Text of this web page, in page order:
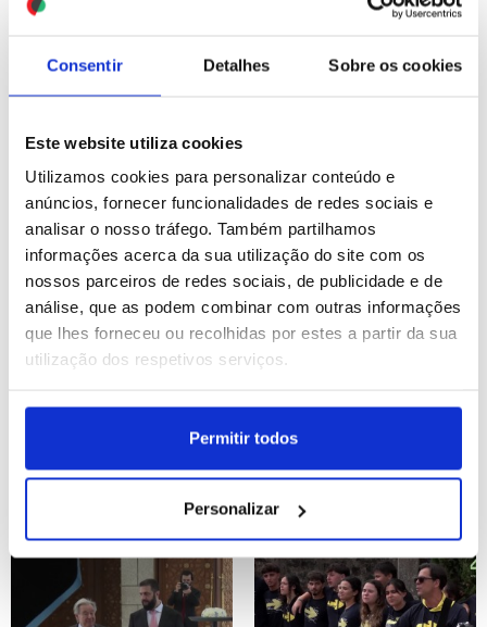
Consentir Detalhes Sobre os cookies
Este website utiliza cookies
Utilizamos cookies para personalizar conteúdo e
anúncios, fornecer funcionalidades de redes sociais e
analisar o nosso tráfego. Também partilhamos
informações acerca da sua utilização do site com os
nossos parceiros de redes sociais, de publicidade e de
análise, que as podem combinar com outras informações
que lhes forneceu ou recolhidas por estes a partir da sua
utilização dos respetivos serviços.
Permitir todos
Personalizar
Incêndios: Espanha alarga
estado de emergência a
ID: 47519092 Date: 25/07/2026 19:28
Trump volta a jantar de
ID: 47519039 Date: 25/07/2026 19:06
semanas de protestos
Date: 25/07/2026 18:56
Putin congelamento da
guerra na Ucrânia
ID: 47518946